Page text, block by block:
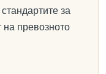
за
на превозното